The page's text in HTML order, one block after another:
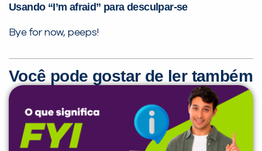
Usando “I’m afraid” para desculpar-se
Bye for now, peeps!
Você pode gostar de ler também